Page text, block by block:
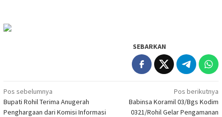
SEBARKAN
Navigasi
pos
Pos sebelumnya
Bupati Rohil Terima Anugerah
Penghargaan dari Komisi Informasi
Pos berikutnya
Babinsa Koramil 03/Bgs Kodim
0321/Rohil Gelar Pengamanan